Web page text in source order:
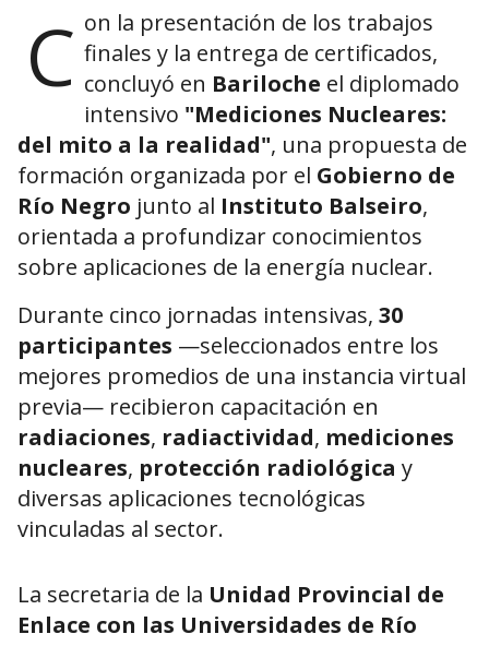
C on la presentación de los trabajos
finales y la entrega de certificados,
concluyó en Bariloche el diplomado
intensivo "Mediciones Nucleares:
del mito a la realidad", una propuesta de
formación organizada por el Gobierno de
Río Negro junto al Instituto Balseiro,
orientada a profundizar conocimientos
sobre aplicaciones de la energía nuclear.
Durante cinco jornadas intensivas, 30
participantes —seleccionados entre los
mejores promedios de una instancia virtual
previa— recibieron capacitación en
radiaciones, radiactividad, mediciones
nucleares, protección radiológica y
diversas aplicaciones tecnológicas
vinculadas al sector.
La secretaria de la Unidad Provincial de
Enlace con las Universidades de Río